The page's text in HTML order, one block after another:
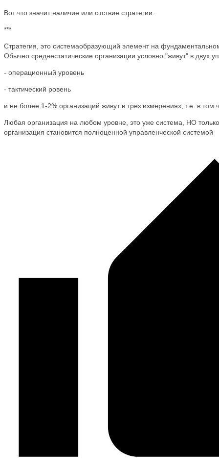
Вот что значит наличие или отствие стратегии.
***
Стратегия, это системаобразующий элемент на
Обычно среднестатические организации условно "живут" в двух
- операционный уровень
- тактический ровень
и не более 1-2% организаций живут в трез измерениях, т.е. в том
Любая организация на любом уровне, это уже система, НО
организация становится полноценной управленческой системой